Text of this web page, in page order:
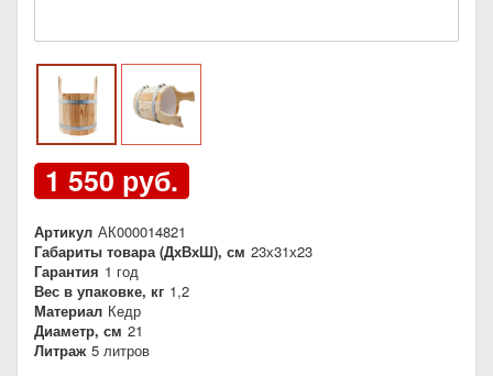
1 550 руб.
Артикул АК000014821
Габариты товара (ДхВхШ), см 23х31х23
Гарантия 1 год
Вес в упаковке, кг 1,2
Материал Кедр
Диаметр, см 21
Литраж 5 литров